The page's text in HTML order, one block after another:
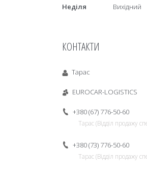
Неділя
Вихідний
КОНТАКТИ
Тарас
EUROCAR-LOGISTICS
+380 (67) 776-50-60
Тарас (Відділ продажу
+380 (73) 776-50-60
Тарас (Відділ продажу